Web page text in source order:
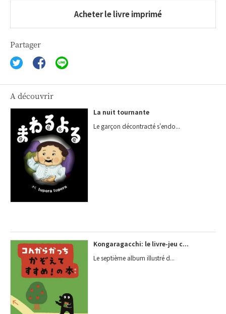
Acheter le livre imprimé
Partager
A découvrir
La nuit tournante
Le garçon décontracté s'endo...
Kongaragacchi: le livre-jeu c...
Le septième album illustré d...